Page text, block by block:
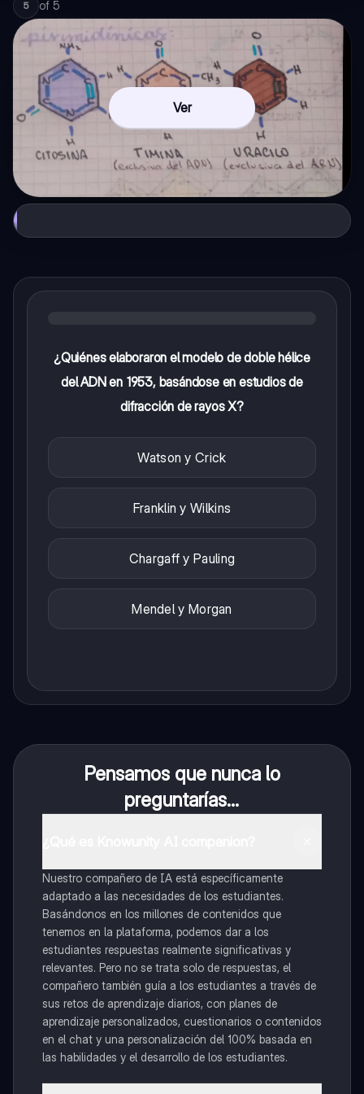
5 of 5
Ver
¿Quiénes elaboraron el modelo de doble hélice
del ADN en 1953, basándose en estudios de
difracción de rayos X?
Watson y Crick
Franklin y Wilkins
Chargaff y Pauling
Mendel y Morgan
Pensamos que nunca lo
preguntarías...
Nuestro compañero de IA está específicamente
adaptado a las necesidades de los estudiantes.
Basándonos en los millones de contenidos que
tenemos en la plataforma, podemos dar a los
estudiantes respuestas realmente significativas y
relevantes. Pero no se trata solo de respuestas, el
compañero también guía a los estudiantes a través de
sus retos de aprendizaje diarios, con planes de
aprendizaje personalizados, cuestionarios o contenidos
en el chat y una personalización del 100% basada en
las habilidades y el desarrollo de los estudiantes.